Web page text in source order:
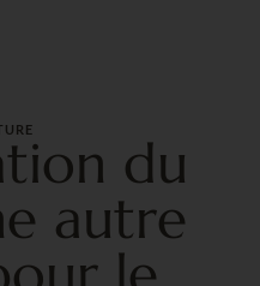
du
autre